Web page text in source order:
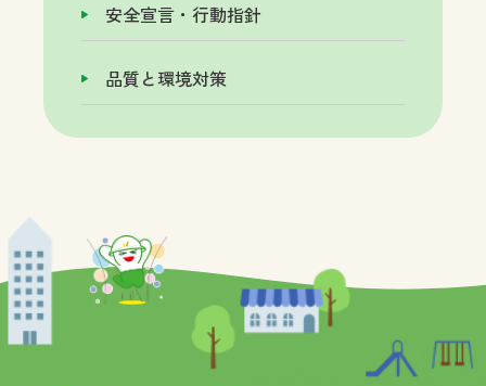
安全宣言・行動指針
品質と環境対策